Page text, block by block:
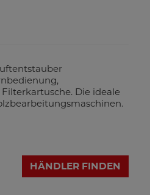
Die ideale
HÄNDLER FINDEN